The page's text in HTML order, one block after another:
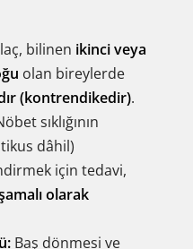
bilinen ikinci veya
olan bireylerde
(kontrendikedir).
sıklığının
dâhil)
için tedavi,
olarak
Baş dönmesi ve